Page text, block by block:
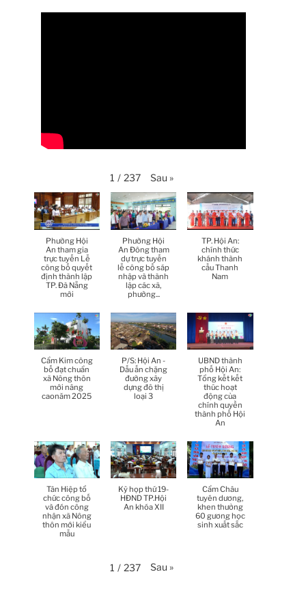
Thoi-su-thu-6-Ngay 24-04-
2026
Thời sự thứ 4 Ngày 22-
4.-2026
27:59
Thời sự thứ 2 Ngày 20-4-
2026
31:53
2026
26:27
Thời sự thứ 6 Ngày 17-4-
2026
25:13
Thời sự thứ 4 Ngày 15-4-
26:11
2026
Thời sự thứ 6 Ngày 10-4-
2026
25:37
Thời sự thứ 4 Ngày 8-4-2026 26:38
1 / 237 Sau »
Phường Hội
An tham gia
trực tuyến Lễ
công bố quyết
định thành lập
TP. Đà Nẵng
mới
Phường Hội
An Đông tham
dự trực tuyến
lễ công bố sáp
nhập và thành
lập các xã,
phường...
TP. Hội An:
chính thức
khánh thành
cầu Thanh
Nam
Cẩm Kim công
bố đạt chuẩn
xã Nông thôn
mới nâng
caonăm 2025
P/S: Hội An -
Dấu ấn chặng
đường xây
dựng đô thị
loại 3
UBND thành
phố Hội An:
Tổng kết kết
thúc hoạt
động của
chính quyền
thành phố Hội
An
Tân Hiệp tổ
chức công bố
và đón công
nhận xã Nông
thôn mới kiểu
mẫu
Kỳ họp thứ 19-
HĐND TP.Hội
An khóa XII
Cẩm Châu
tuyên dương,
khen thưởng
60 gương học
sinh xuất sắc
1 / 237 Sau »